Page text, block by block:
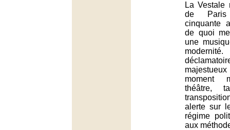
La Vestale
de
cinquante
de quoi
une
moment
théâtre,
alerte sur
régime
aux